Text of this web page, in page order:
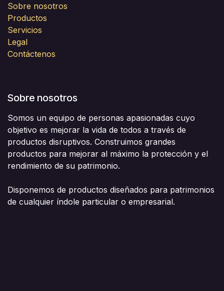
Sobre nosotros
Productos
Servicios
Legal
Contáctenos
Sobre nosotros
Somos un equipo de personas apasionadas cuyo
objetivo es mejorar la vida de todos a través de
productos disruptivos. Construimos grandes
productos para mejorar al máximo la protección y el
rendimiento de su patrimonio.
Disponemos de productos diseñados para patrimonios
de cualquier índole particular o empresarial.